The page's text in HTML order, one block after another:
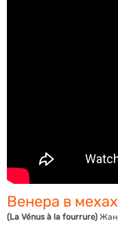
Венера в мехах
(La Vénus à la fourrure)